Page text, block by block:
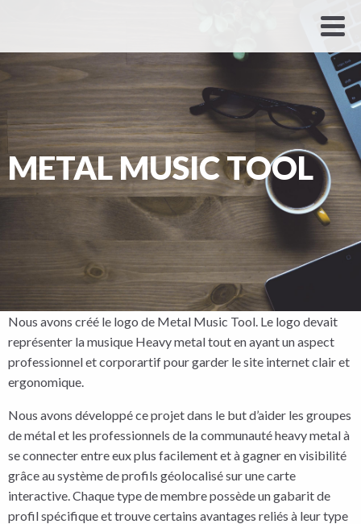
METAL MUSIC TOOL
Nous avons créé le logo de Metal Music Tool. Le logo devait
représenter la musique Heavy metal tout en ayant un aspect
professionnel et corporartif pour garder le site internet clair et
ergonomique.
Nous avons développé ce projet dans le but d’aider les groupes
de métal et les professionnels de la communauté heavy metal à
se connecter entre eux plus facilement et à gagner en visibilité
grâce au système de profils géolocalisé sur une carte
interactive. Chaque type de membre possède un gabarit de
profil spécifique et trouve certains avantages reliés à leur type